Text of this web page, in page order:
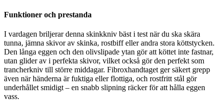
Funktioner och prestanda
I vardagen briljerar denna skinkkniv bäst i test när du ska skära
tunna, jämna skivor av skinka, rostbiff eller andra stora köttstycken.
Den långa eggen och den olivslipade ytan gör att köttet inte fastnar,
utan glider av i perfekta skivor, vilket också gör den perfekt som
trancherkniv till större middagar. Fibroxhandtaget ger säkert grepp
även när händerna är fuktiga eller flottiga, och rostfritt stål gör
underhållet smidigt – en snabb slipning räcker för att hålla eggen
vass.